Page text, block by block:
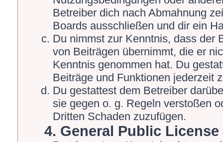
Betreiber dich nach Abmahnung
Boards ausschließen und dir ein
Du nimmst zur Kenntnis, dass der
von Beiträgen übernimmt, die er
Kenntnis genommen hat. Du
Beiträge und Funktionen jederzeit
Du gestattest dem Betreiber
sie gegen o. g. Regeln verstoßen
Dritten Schaden zuzufügen.
4. General Public License